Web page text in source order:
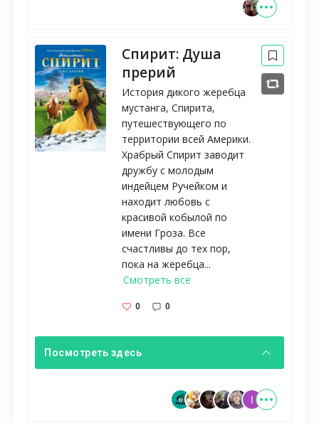
Спирит: Душа
прерий
История дикого жеребца
мустанга, Спирита,
путешествующего по
территории всей Америки.
Храбрый Спирит заводит
дружбу с молодым
индейцем Ручейком и
находит любовь с
красивой кобылой по
имени Гроза. Все
счастливы до тех пор,
пока на жеребца...
Смотреть все
0 0
Посмотреть здесь